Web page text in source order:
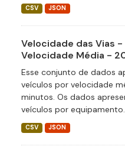
CSV JSON
Velocidade das Vias
Velocidade Média -
Esse conjunto de dados
veículos por velocidade
minutos. Os dados
veículos por
CSV JSON